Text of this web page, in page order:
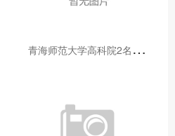
青
海师范大学高科院2名专家当选中国科学院院士